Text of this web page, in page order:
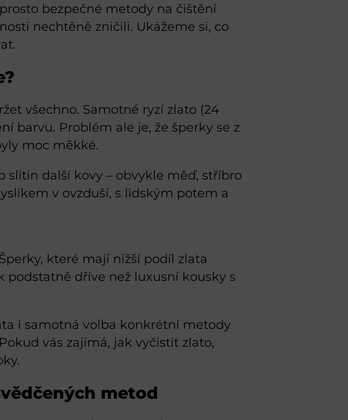
bezpečné metody na čištění
nechtěně zničili. Ukážeme si, co
všechno. Samotné ryzí zlato (24
barvu. Problém ale je, že šperky se z
moc měkké.
slitin další kovy – obvykle měď, stříbro
v ovzduší, s lidským potem a
které mají nižší podíl zlata
podstatně dříve než luxusní kousky s
i samotná volba konkrétní metody
vás zajímá, jak vyčistit zlato,
metod